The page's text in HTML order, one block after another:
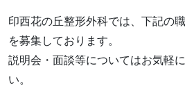
印西花の丘整形外科では、下記の
を募集しております。
説明会・面談等についてはお気軽
い。